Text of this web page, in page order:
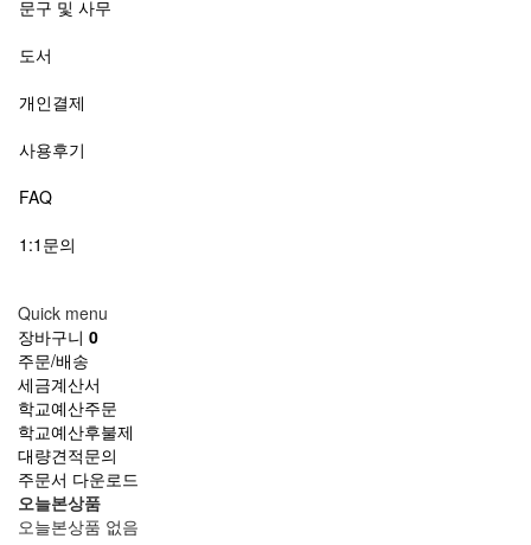
문구 및 사무
도서
개인결제
사용후기
FAQ
1:1문의
Quick menu
장바구니 0
주문/배송
세금계산서
학교예산주문
학교예산후불제
대량견적문의
주문서 다운로드
오늘본상품
오늘본상품 없음